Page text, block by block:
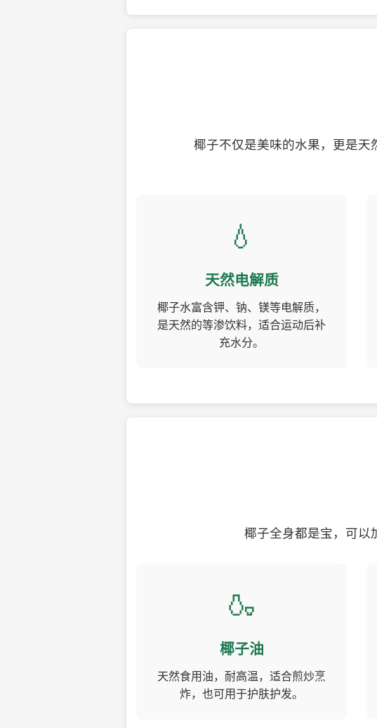
椰子不仅是美味的水果，更是
💧
天然电解质
椰子水富含钾、钠、镁等电解质，
是天然的等渗饮料，适合运动后补
充水分。
椰子全身都是宝，可以
🍶
椰子油
天然食用油，耐高温，适合煎炒烹
炸，也可用于护肤护发。